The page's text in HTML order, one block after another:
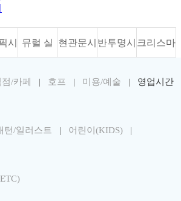
/카페 | 호프 | 미용/예술 | 영업시간
턴/일러스트 | 어린이(KIDS) |
시 뮤럴 실 현관문시 반투명시 크리스마
순
이콘